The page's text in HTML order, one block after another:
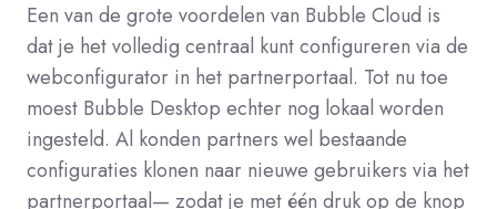
Een van de grote voordelen van Bubble Cloud is
dat je het volledig centraal kunt configureren via de
webconfigurator in het partnerportaal. Tot nu toe
moest Bubble Desktop echter nog lokaal worden
ingesteld. Al konden partners wel bestaande
configuraties klonen naar nieuwe gebruikers via het
partnerportaal— zodat je met één druk op de knop